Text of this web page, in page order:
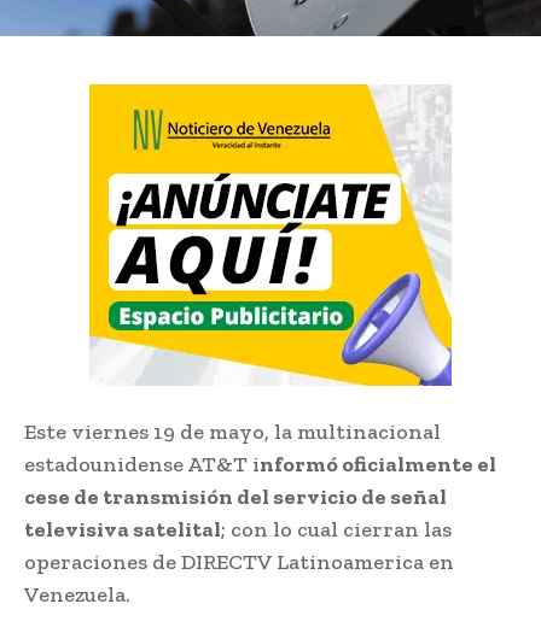
Este viernes 19 de mayo, la multinacional
estadounidense AT&T informó oficialmente el
cese de transmisión del servicio de señal
televisiva satelital; con lo cual cierran las
operaciones de DIRECTV Latinoamerica en
Venezuela.